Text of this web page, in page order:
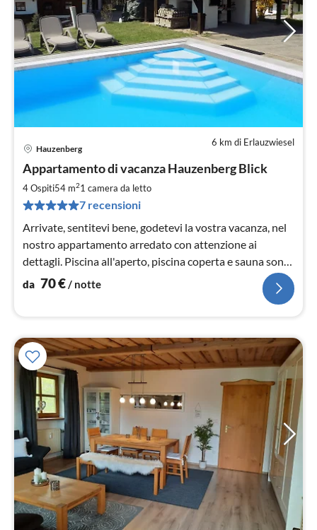
6 km di Erlauzwiesel
Hauzenberg
Appartamento di vacanza Hauzenberg Blick
4 Ospiti54 m21 camera da letto
7 recensioni
Arrivate, sentitevi bene, godetevi la vostra vacanza, nel
nostro appartamento arredato con attenzione ai
dettagli. Piscina all'aperto, piscina coperta e sauna sono
a disposizione dei nostri ospiti.
da 70€/ notte